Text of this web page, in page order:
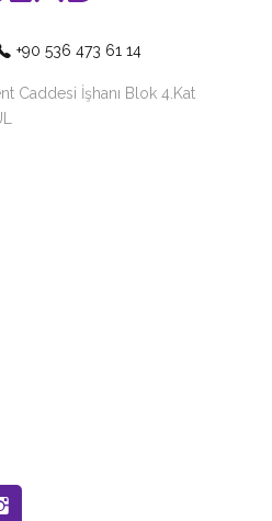
+90 536 473 61 14
Caddesi İşhanı Blok 4.Kat